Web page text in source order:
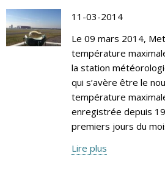
11-03-2014
Le 09 mars 2014,
température
la station
qui s’avère être le
température
enregistrée depuis
premiers jours du
Lire plus